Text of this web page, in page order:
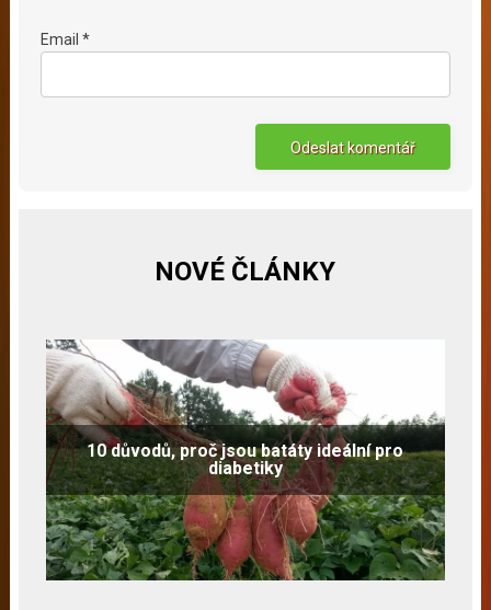
Email *
NOVÉ ČLÁNKY
10 důvodů, proč jsou batáty ideální pro
diabetiky